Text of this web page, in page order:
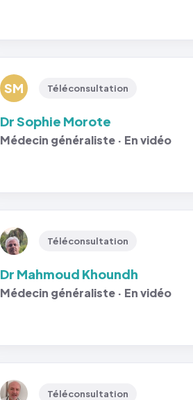
SM Téléconsultation
Dr Sophie Morote
Médecin généraliste · En vidéo
Téléconsultation
Dr Mahmoud Khoundh
Médecin généraliste · En vidéo
Téléconsultation